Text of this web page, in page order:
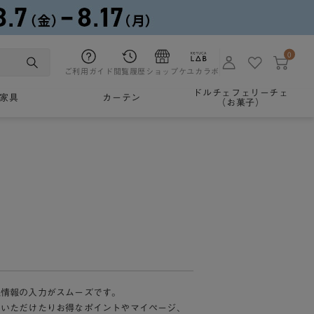
ご利用ガイド 閲覧履歴 ショップケユカラボ
0
家具 カーテン
ドルチェフェリーチェ
（お菓子）
報の入力がスムーズです。
ただけたりお得なポイントやマイページ、